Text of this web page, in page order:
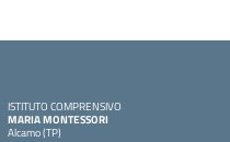
ISTITUTO COMPRENSIVO
MARIA MONTESSORI
Alcamo (TP)